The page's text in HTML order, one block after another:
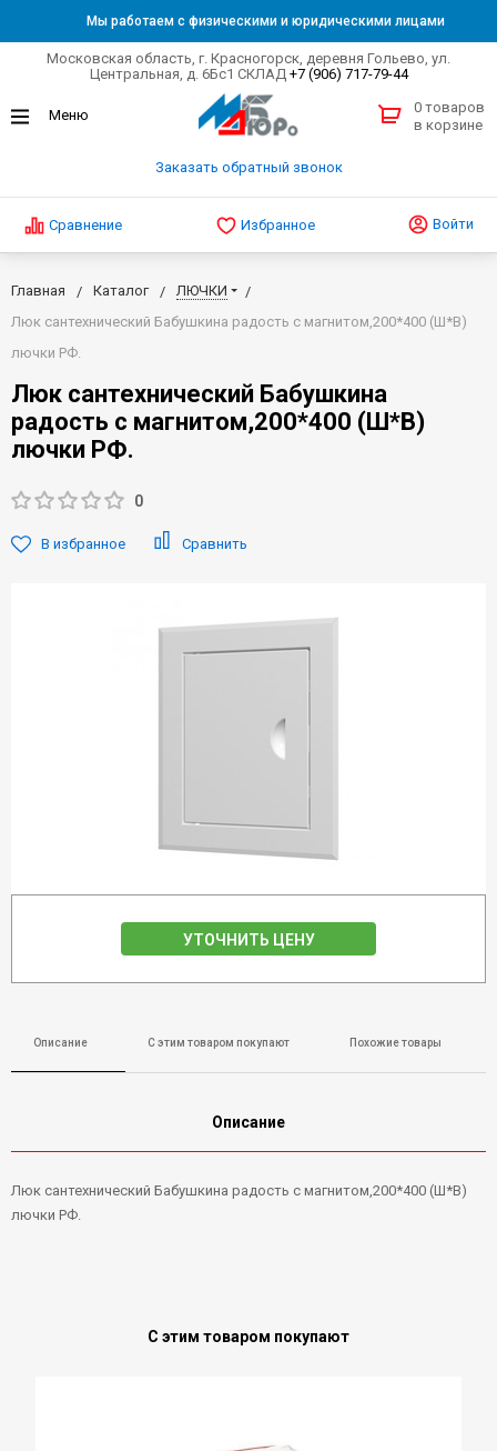
Мы работаем с физическими и юридическими лицами
Московская область, г. Красногорск, деревня Гольево, ул.
Центральная, д. 6Бс1 СКЛАД +7 (906) 717-79-44
Заказать обратный звонок
0 товаров
в корзине
Сравнение Избранное Войти
Главная Каталог
ЛЮЧКИ
Люк сантехнический Бабушкина радость с магнитом,200*400 (Ш*В)
лючки РФ.
Люк сантехнический Бабушкина
радость с магнитом,200*400 (Ш*В)
лючки РФ.
0
В избранное Сравнить
УТОЧНИТЬ ЦЕНУ
Описание С этим товаром покупают Похожие товары
Описание
Люк сантехнический Бабушкина радость с магнитом,200*400 (Ш*В)
лючки РФ.
С этим товаром покупают